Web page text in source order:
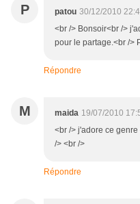
P patou 30/12/2010
<br /> Bonsoir<br />
pour le partage.<br />
Répondre
M maida 19/07/2010
<br /> j'adore ce
/> <br />
Répondre